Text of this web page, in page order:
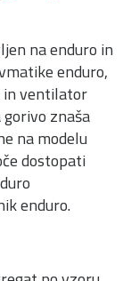
na enduro in
enduro,
in ventilator
znaša
na modelu
dostopati
enduro.